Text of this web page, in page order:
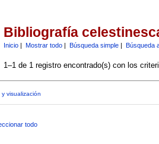
Bibliografía
Inicio| Mostrar todo| Búsqueda simple| Búsqueda
1–1 de 1 registro encontrado(s) con los
visualización
todo